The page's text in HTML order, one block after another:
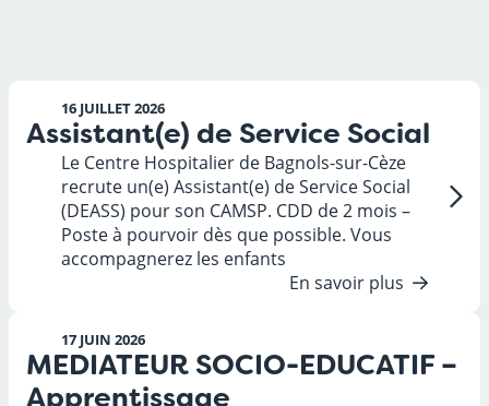
16 JUILLET 2026
Assistant(e) de Service Social
Le Centre Hospitalier de Bagnols-sur-Cèze
recrute un(e) Assistant(e) de Service Social
(DEASS) pour son CAMSP. CDD de 2 mois –
Poste à pourvoir dès que possible. Vous
accompagnerez les enfants
En savoir plus
17 JUIN 2026
MEDIATEUR SOCIO-EDUCATIF –
Apprentissage